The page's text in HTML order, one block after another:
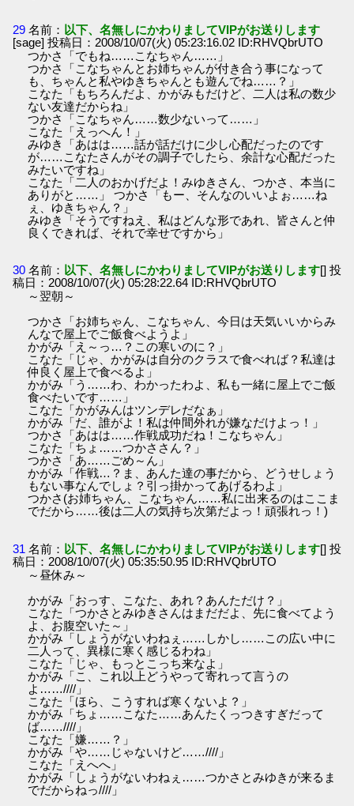
29 名前： 以下、名無しにかわりましてVIPがお送りします
[sage] 投稿日：2008/10/07(火) 05:23:16.02 ID:RHVQbrUTO
つかさ「でもね……こなちゃん……」
つかさ「こなちゃんとお姉ちゃんが付き合う事になって
も、ちゃんと私やゆきちゃんとも遊んでね……？」
こなた「もちろんだよ、かがみもだけど、二人は私の数少
ない友達だからね」
つかさ「こなちゃん……数少ないって……」
こなた「えっへん！」
みゆき「あはは……話が話だけに少し心配だったのです
が……こなたさんがその調子でしたら、余計な心配だった
みたいですね」
こなた「二人のおかげだよ！みゆきさん、つかさ、本当に
ありがと……」 つかさ「もー、そんなのいいよぉ……ね
ぇ、ゆきちゃん？」
みゆき「そうですねえ、私はどんな形であれ、皆さんと仲
良くできれば、それで幸せですから」
30 名前： 以下、名無しにかわりましてVIPがお送りします[] 投
稿日：2008/10/07(火) 05:28:22.64 ID:RHVQbrUTO
～翌朝～
つかさ「お姉ちゃん、こなちゃん、今日は天気いいからみ
んなで屋上でご飯食べようよ」
かがみ「え～っ…？この寒いのに？」
こなた「じゃ、かがみは自分のクラスで食べれば？私達は
仲良く屋上で食べるよ」
かがみ「う……わ、わかったわよ、私も一緒に屋上でご飯
食べたいです……」
こなた「かがみんはツンデレだなぁ」
かがみ「だ、誰がよ！私は仲間外れが嫌なだけよっ！」
つかさ「あはは……作戦成功だね！こなちゃん」
こなた「ちょ……つかささん？」
つかさ「あ……ごめ～ん」
かがみ「作戦…？ま、あんた達の事だから、どうせしょう
もない事なんでしょ？引っ掛かってあげるわよ」
つかさ(お姉ちゃん、こなちゃん……私に出来るのはここま
でだから……後は二人の気持ち次第だよっ！頑張れっ！)
31 名前： 以下、名無しにかわりましてVIPがお送りします[] 投
稿日：2008/10/07(火) 05:35:50.95 ID:RHVQbrUTO
～昼休み～
かがみ「おっす、こなた、あれ？あんただけ？」
こなた「つかさとみゆきさんはまだだよ、先に食べてよう
よ、お腹空いた～」
かがみ「しょうがないわねぇ……しかし……この広い中に
二人って、異様に寒く感じるわね」
こなた「じゃ、もっとこっち来なよ」
かがみ「こ、これ以上どうやって寄れって言うの
よ……////」
こなた「ほら、こうすれば寒くないよ？」
かがみ「ちょ……こなた……あんたくっつきすぎだって
ば……////」
こなた「嫌……？」
かがみ「や……じゃないけど……////」
こなた「えへへ」
かがみ「しょうがないわねぇ……つかさとみゆきが来るま
でだからねっ////」